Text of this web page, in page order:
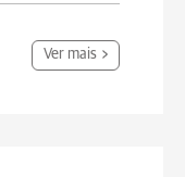
Ver mais